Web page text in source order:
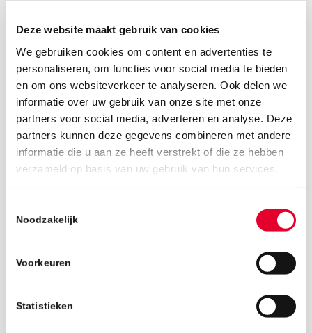
Deze website maakt gebruik van cookies
We gebruiken cookies om content en advertenties te
personaliseren, om functies voor social media te bieden
en om ons websiteverkeer te analyseren. Ook delen we
informatie over uw gebruik van onze site met onze
partners voor social media, adverteren en analyse. Deze
partners kunnen deze gegevens combineren met andere
informatie die u aan ze heeft verstrekt of die ze hebben
verzameld op basis van uw gebruik van hun services.
Noodzakelijk
Voorkeuren
Statistieken
21 september 2018